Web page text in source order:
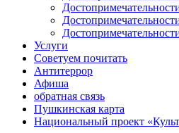
Услуги
Советуем почитать
Антитеррор
Афиша
обратная связь
Пушкинская карта
Национальный проект